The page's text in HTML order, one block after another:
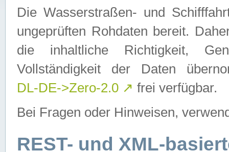
Die Wasserstraßen- und
ungeprüften Rohdaten bereit.
die inhaltliche Richtigkeit,
Vollständigkeit der Daten
DL-DE->Zero-2.0 ↗ frei verfügbar.
Bei Fragen oder Hinweisen,
REST- und XML-